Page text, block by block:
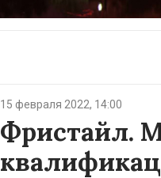
15 февраля 2022, 14:00
Фристайл.